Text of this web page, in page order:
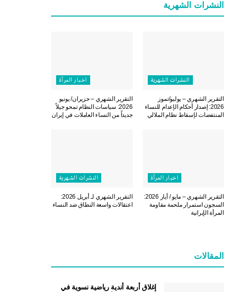
النشرات الشهریة
النشرات الشهریة
التقرير الشهري – يوليو/تموز
2026: إصدار أحكام الإعدام للنساء
المنتفضات لإسقاط نظام الملالي
اخبار المرأة
التقرير الشهري – حزيران/ يونيو
2026: سياسات النظام تمحو جيلاً
جديداً من النساء العاملات في إيران
اخبار المرأة
التقرير الشهري – مايو / أيار 2026:
السجون استمرار ملحمة مقاومة
المرأة الإيرانية
النشرات الشهریة
التقرير الشهري لـ أبريل 2026:
اعتقالات واسعة النطاق ضد النساء
المقالات
إغلاق أربعة أندية رياضية نسوية في